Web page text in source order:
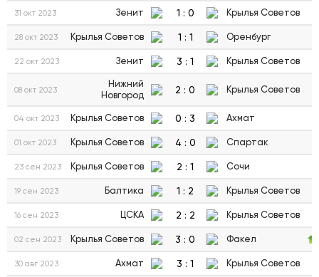
31 окт 2023 Зенит 1 : 0 Крылья Советов
28 окт 2023 Крылья Советов 1 : 1 Оренбург
22 окт 2023 Зенит 3 : 1 Крылья Советов
08 окт 2023
Нижний
Новгород
2 : 0 Крылья Советов
04 окт 2023 Крылья Советов 0 : 3 Ахмат
01 окт 2023 Крылья Советов 4 : 0 Спартак
23 сен 2023 Крылья Советов 2 : 1 Сочи
19 сен 2023 Балтика 1 : 2 Крылья Советов
16 сен 2023 ЦСКА 2 : 2 Крылья Советов
02 сен 2023 Крылья Советов 3 : 0 Факел
30 авг 2023 Ахмат 3 : 1 Крылья Советов